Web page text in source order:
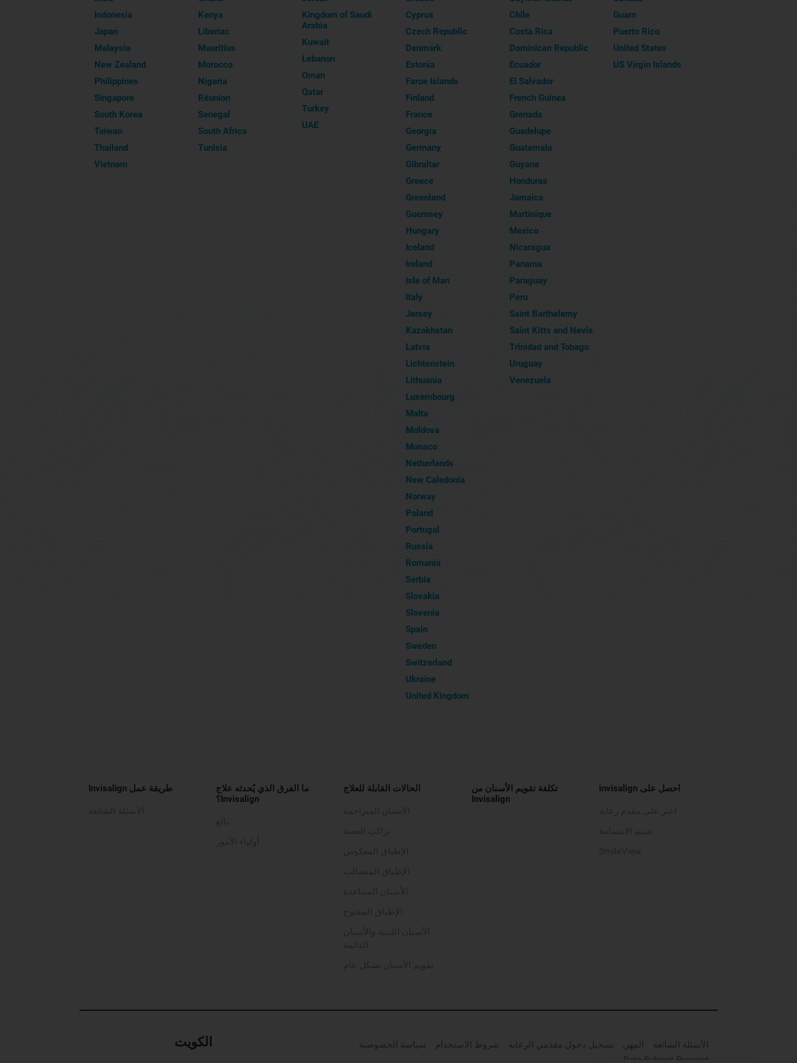
Guam
Puerto Rico
United States
US Virgin Islands
Chile
Costa Rica
Dominican Republic
Ecuador
EI Salvador
French Guinea
Grenada
Guadelupe
Guatemala
Guyana
Honduras
Jamaica
Martinique
Mexico
Nicaragua
Panama
Paraguay
Peru
Saint Barthelemy
Saint Kitts and Nevis
Trinidad and Tobago
Uruguay
Venezuela
Cyprus
Czech Republic
Denmark
Estonia
Faroe Islands
Finland
France
Georgia
Germany
Gibraltar
Greece
Greenland
Guernsey
Hungary
Iceland
Ireland
Isle of Man
Italy
Jersey
Kazakhstan
Latvia
Lichtenstein
Lithuania
Luxembourg
Malta
Moldova
Monaco
Netherlands
New Caledonia
Norway
Poland
Portugal
Russia
Romania
Serbia
Slovakia
Slovenia
Spain
Sweden
Switzerland
Ukraine
United Kingdom
Kingdom of Saudi
Arabia
Kuwait
Lebanon
Oman
Qatar
Turkey
UAE
Kenya
Liberiac
Mauritius
Morocco
Nigeria
Réunion
Senegal
South Africa
Tunisia
Indonesia
Japan
Malaysia
New Zealand
Philippines
Singapore
South Korea
Taiwan
Thailand
Vietnam
طريقة عمل Invisalign
ما الفرق الذي يُحدثه علاج
Invisalign؟
الحالات القابلة للعلاج
تكلفة تقويم الأسنان من
Invisalign
احصل على invisalign
الأسئلة الشائعة المِهن تسجيل دخول مقدمي الرعاية شروط الاستخدام
سياسة الخصوصية
Data Subject Request
الكويت‎